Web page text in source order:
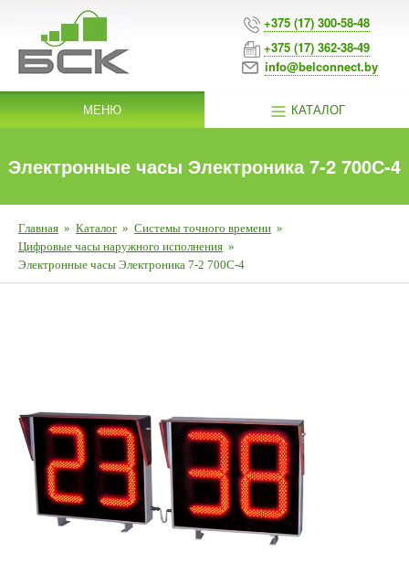
+375 (17) 300-58-48
+375 (17) 362-38-49
info@belconnect.by
МЕНЮ КАТАЛОГ
Электронные часы Электроника 7-2 700С-4
Главная » Каталог » Системы точного времени »
Цифровые часы наружного исполнения »
Электронные часы Электроника 7-2 700С-4